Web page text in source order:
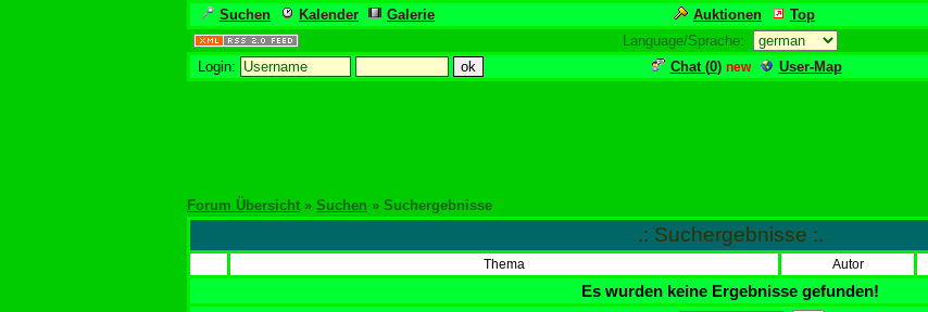
Suchen Kalender Galerie Auktionen Top
Language/Sprache:
Login:
Chat (0) new User-Map
Forum Übersicht » Suchen » Suchergebnisse
.: Suchergebnisse :.
Thema Autor
Es wurden keine Ergebnisse gefunden!